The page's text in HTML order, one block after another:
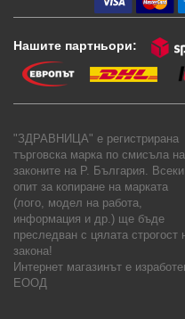
Нашите партньори:
"ЗДРАВНИЦА" е регистрирана
търговска марка по смисъла на
законите на Р. България. Всеки
опит за копиране на марката
(лого, модел на работа,
информация и др.) ще бъде
преследван с цялата строгост
закона!
Интернет магазинът е
ЕООД